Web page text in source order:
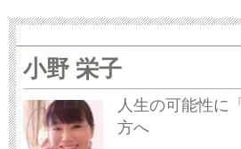
小野 栄子
人生の可能性に
方へ